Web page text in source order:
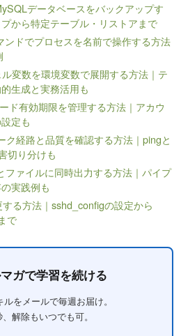
データベースをバックアップす
から特定テーブル・リストアまで
ドでプロセスを名前で操作する方法
変数を環境変数で展開する方法｜テ
生成と実務活用も
ド有効期限を管理する方法｜アカウ
定も
ク経路と品質を確認する方法｜pingと
切り分けも
ファイルに同時出力する方法｜パイプ
実践例も
る方法｜sshd_configの設定から
で
ガで学習を続ける
をメールで毎週お届け。
解除もいつでも可。